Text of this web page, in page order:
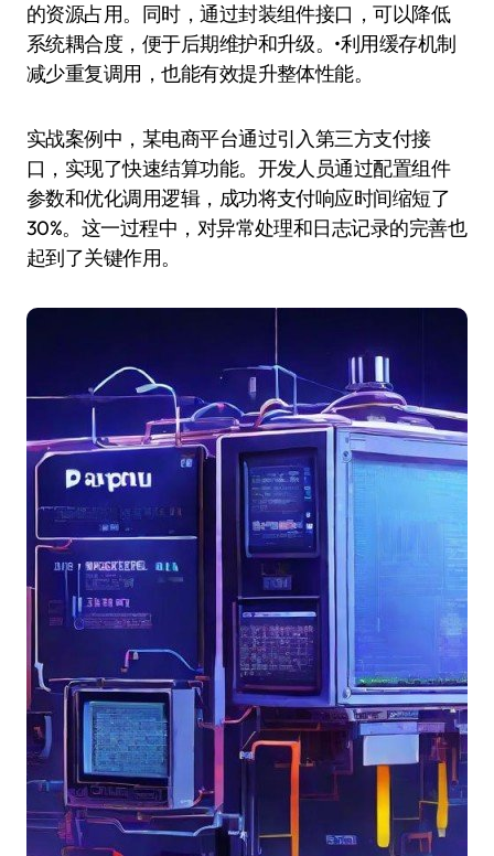
的资源占用。同时，通过封装组件接口，可以降低
系统耦合度，便于后期维护和升级。•利用缓存机制
减少重复调用，也能有效提升整体性能。
实战案例中，某电商平台通过引入第三方支付接
口，实现了快速结算功能。开发人员通过配置组件
参数和优化调用逻辑，成功将支付响应时间缩短了
30%。这一过程中，对异常处理和日志记录的完善也
起到了关键作用。